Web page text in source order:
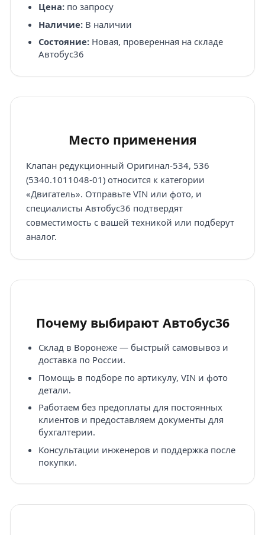
Цена:по запросу
Наличие:В наличии
Состояние:Новая, проверенная на складе
Автобус36
Место применения
Клапан редукционный Оригинал-534, 536
(5340.1011048-01) относится к категории
«Двигатель». Отправьте VIN или фото, и
специалисты Автобус36 подтвердят
совместимость с вашей техникой или подберут
аналог.
Почему выбирают Автобус36
Склад в Воронеже — быстрый самовывоз и
доставка по России.
Помощь в подборе по артикулу, VIN и фото
детали.
Работаем без предоплаты для постоянных
клиентов и предоставляем документы для
бухгалтерии.
Консультации инженеров и поддержка после
покупки.